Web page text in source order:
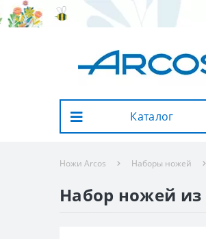
Каталог
Ножи Arcos Наборы ножей
Набор ножей из